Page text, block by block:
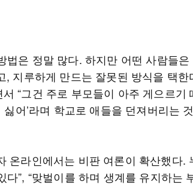
법은 정말 많다. 하지만 어떤 사람들은
지루하게 만드는 잘못된 방식을 택한
“그건 주로 부모들이 아주 게으르기
어’라며 학교로 애들을 던져버리는
온라인에서는 비판 여론이 확산했다.
다”, “맞벌이를 하며 생계를 유지하는